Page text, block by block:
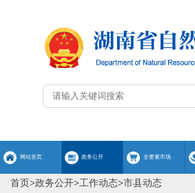
网站首页 政务公开 全要素市场
首页>政务公开>工作动态>市县动态